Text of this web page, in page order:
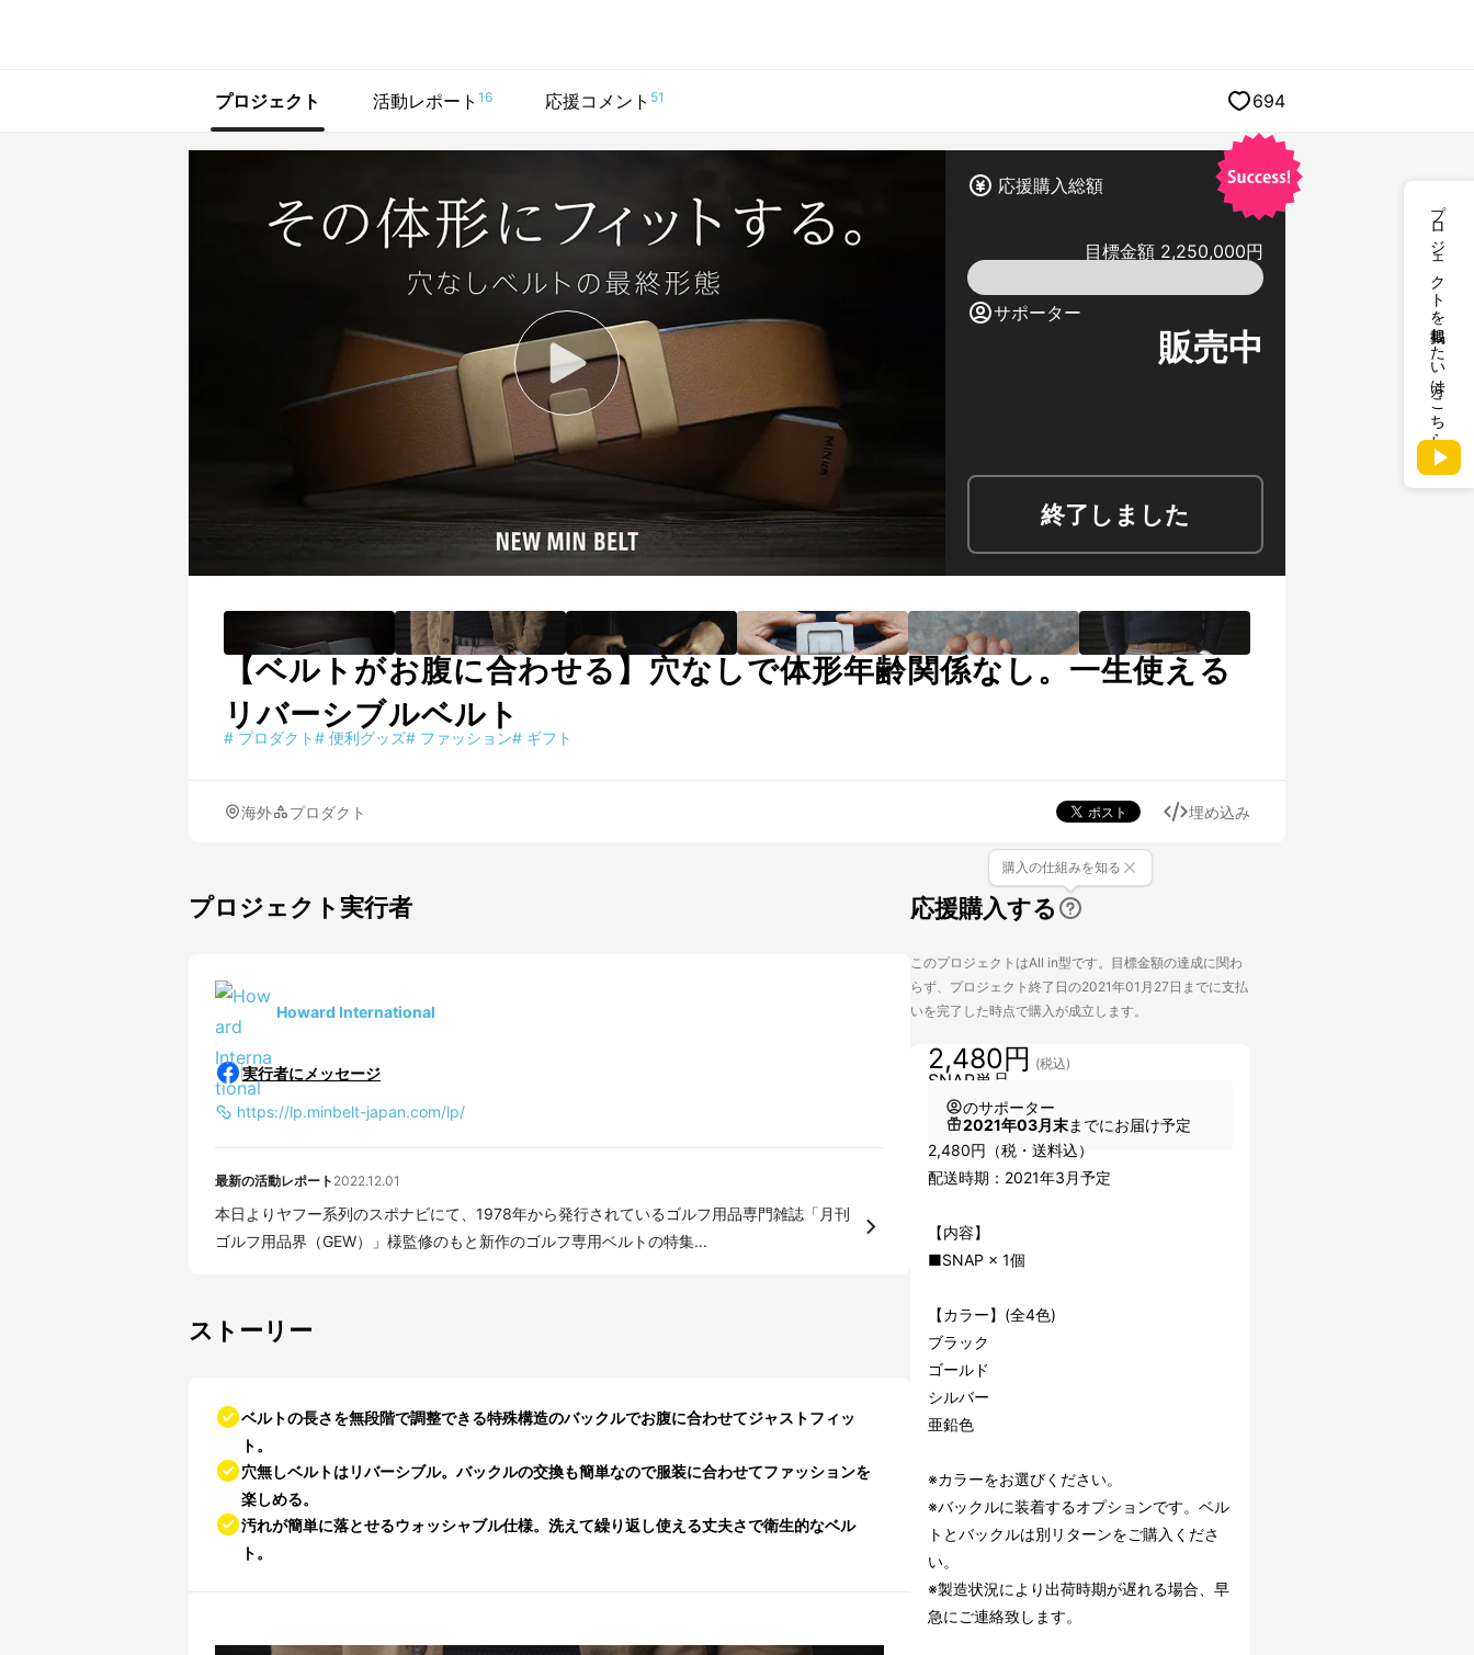
プロジェクトを掲載したい方はこちら
プロジェクト 活動レポート 16 応援コメント 51 694
応援購入総額
目標金額 2,250,000円
サポーター
販売中
終了しました
【ベルトがお腹に合わせる】穴なしで体形年齢関係なし。一生使える
リバーシブルベルト
# プロダクト# 便利グッズ# ファッション# ギフト
海外 プロダクト 埋め込み
プロジェクト実行者
Howard International
実行者にメッセージ
https://lp.minbelt-japan.com/lp/
最新の活動レポート 2022.12.01
本日よりヤフー系列のスポナビにて、1978年から発行されているゴルフ用品専門雑誌「月刊
ゴルフ用品界（GEW）」様監修のもと新作のゴルフ専用ベルトの特集...
ストーリー
ベルトの長さを無段階で調整できる特殊構造のバックルでお腹に合わせてジャストフィッ
ト。
穴無しベルトはリバーシブル。バックルの交換も簡単なので服装に合わせてファッションを
楽しめる。
汚れが簡単に落とせるウォッシャブル仕様。洗えて繰り返し使える丈夫さで衛生的なベル
ト。
応援購入する
購入の仕組みを知る
このプロジェクトはAll in型です。目標金額の達成に関わ
らず、プロジェクト終了日の2021年01月27日までに支払
いを完了した時点で購入が成立します。
SNAP単品
2,480円 (税込)
のサポーター
2021年03月末までにお届け予定
2,480円（税・送料込）
配送時期：2021年3月予定
【内容】
■SNAP × 1個
【カラー】(全4色)
ブラック
ゴールド
シルバー
亜鉛色
※カラーをお選びください。
※バックルに装着するオプションです。ベル
トとバックルは別リターンをご購入くださ
い。
※製造状況により出荷時期が遅れる場合、早
急にご連絡致します。